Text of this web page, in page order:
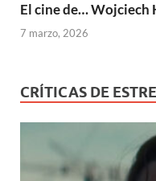
El cine de… Wojciech
7 marzo, 2026
CRÍTICAS DE